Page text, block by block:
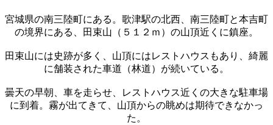
宮城県の南三陸町にある。歌津駅の北西、南三陸町と本吉町
の境界にある、田束山（５１２ｍ）の山頂近くに鎮座。
田束山には史跡が多く、山頂にはレストハウスもあり、綺麗
に舗装された車道（林道）が続いている。
曇天の早朝、車を走らせ、レストハウス近くの大きな駐車場
に到着。霧が出てきて、山頂からの眺めは期待できなかっ
た。